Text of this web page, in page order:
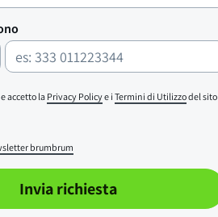
accetto laPrivacy Policye i Termini di Utilizzodel sito
brumbrum
Invia richiesta